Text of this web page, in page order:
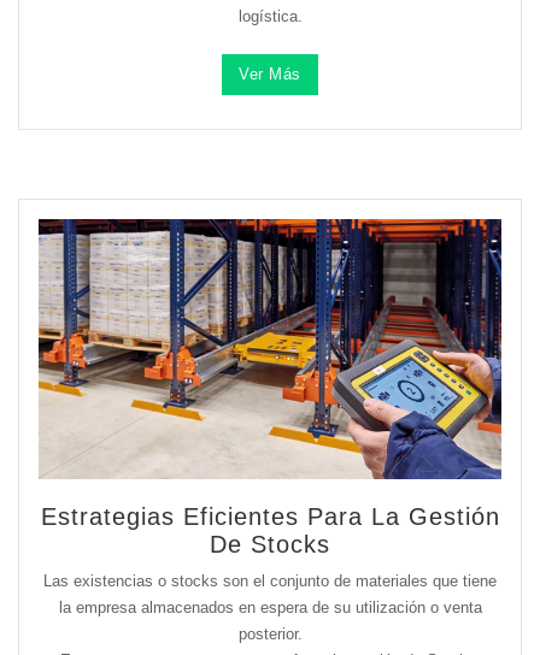
logística.
Ver Más
Estrategias Eficientes Para La Gestión
De Stocks
Las existencias o stocks son el conjunto de materiales que tiene
la empresa almacenados en espera de su utilización o venta
posterior.